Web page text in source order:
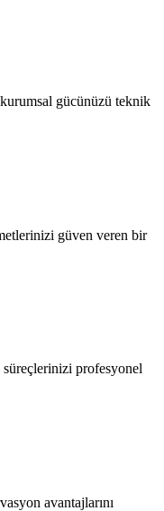
gücünüzü teknik
güven veren bir
profesyonel
avantajlarını